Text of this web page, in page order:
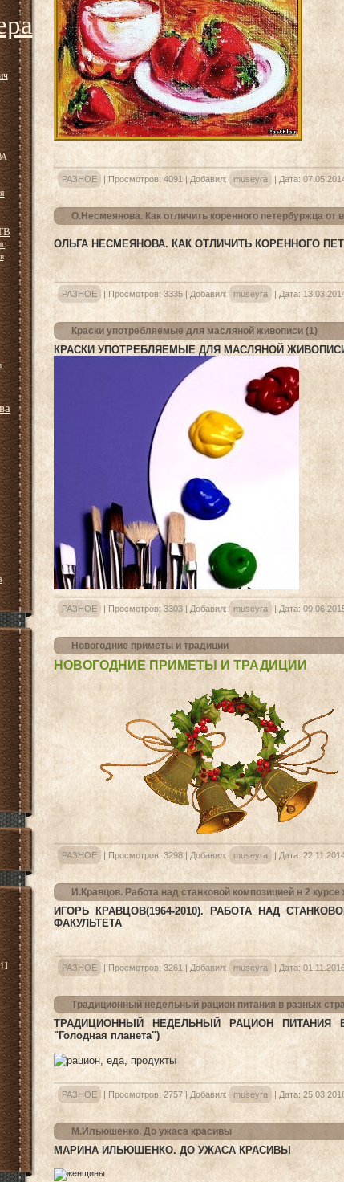
РАЗНОЕ | Просмотров: 4091 |Добавил: museyra | Дата:
О.Несмеянова. Как отличить коренного петербуржца от
ОЛЬГА НЕСМЕЯНОВА. КАК ОТЛИЧИТЬ КОРЕННОГО
РАЗНОЕ | Просмотров: 3335| Добавил: museyra | Дата:
Краски употребляемые для масляной живописи (1)
КРАСКИ УПОТРЕБЛЯЕМЫЕ ДЛЯ МАСЛЯНОЙ
РАЗНОЕ | Просмотров: 3303|Добавил: museyra | Дата:
Новогодние приметы и традиции
НОВОГОДНИЕ ПРИМЕТЫ И ТРАДИЦИИ
РАЗНОЕ | Просмотров: 3298| Добавил: museyra | Дата:
И.Кравцов. Работа над станковой композицией н 2
ИГОРЬ КРАВЦОВ(1964-2010). РАБОТА НАД
ФАКУЛЬТЕТА
РАЗНОЕ |Просмотров: 3261 | Добавил: museyra | Дата:
Традиционный недельный рацион питания в разных
ТРАДИЦИОННЫЙ НЕДЕЛЬНЫЙ РАЦИОН ПИТАНИЯ В
"Голодная планета")
РАЗНОЕ | Просмотров: 2757| Добавил: museyra | Дата:
М.Ильюшенко. До ужаса красивы
МАРИНА ИЛЬЮШЕНКО. ДО УЖАСА КРАСИВЫ